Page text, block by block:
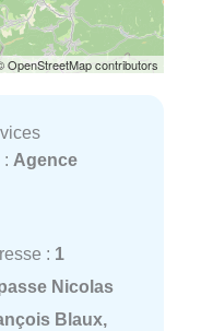
OpenStreetMap contributors
Agence
: 1
Nicolas
Blaux,